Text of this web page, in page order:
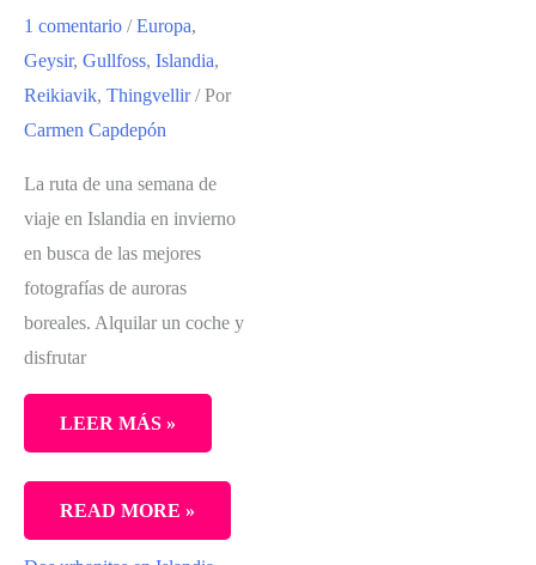
1 comentario /Europa,
Geysir, Gullfoss, Islandia,
Reikiavik, Thingvellir/ Por
Carmen Capdepón
La ruta de una semana de
viaje en Islandia en invierno
en busca de las mejores
fotografías de auroras
boreales. Alquilar un coche y
disfrutar
LEER MÁS »
UNA
SEMANA
READ MORE »